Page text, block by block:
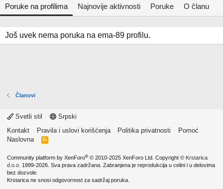
Poruke na profilima Najnovije aktivnosti Poruke O članu
Još uvek nema poruka na ema-89 profilu.
Članovi
Svetli stil
Srpski
Kontakt
Pravila i uslovi korišćenja Politika privatnosti
Pomoć
Naslovna
R
Community platform by XenForo® © 2010-2025 XenForo Ltd. Copyright © Krstarica
d.o.o. 1999-2026. Sva prava zadržana. Zabranjena je reprodukcija u celini i u delovima
bez dozvole.
Krstarica ne snosi odgovornost za sadržaj poruka.